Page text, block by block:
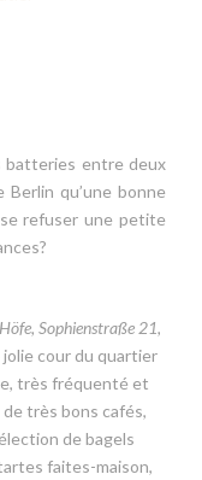
batteries entre deux
qu’une bonne
refuser une petite
Sophienstraße 21,
cour du quartier
très fréquenté et
très bons cafés,
de bagels
faites-maison,